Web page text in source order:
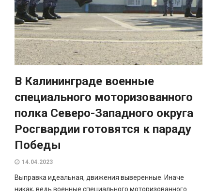
В Калининграде военные
специального моторизованного
полка Северо-Западного округа
Росгвардии готовятся к параду
Победы
14.04.2023
Выправка идеальная, движения выверенные. Иначе
никак, ведь военные специального моторизованного